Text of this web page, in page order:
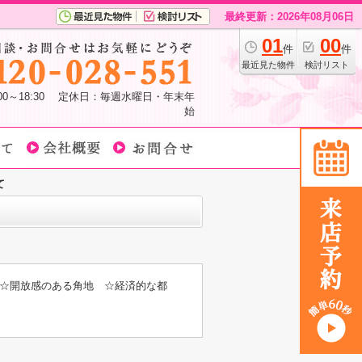
最終更新：2026年08月06日
01件
最近見た物件
00件
検討リスト
～18:30 定休日：毎週水曜日・年末年
始
開放感のある角地 ☆経済的な都